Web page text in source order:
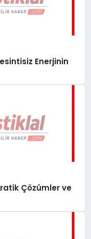
Enerjinin
Çözümler ve